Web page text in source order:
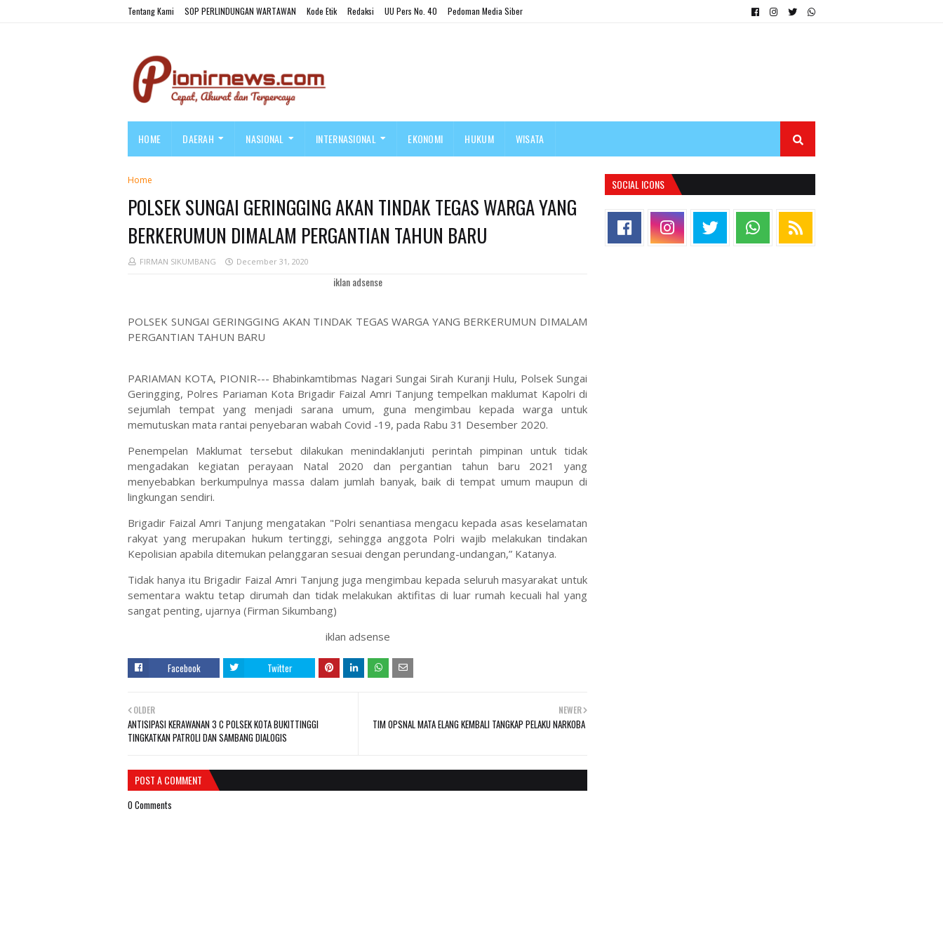
Tentang Kami SOP PERLINDUNGAN WARTAWAN Kode Etik Redaksi UU Pers No. 40 Pedoman Media Siber
HOME DAERAH NASIONAL INTERNASIONAL EKONOMI HUKUM WISATA
Home
POLSEK SUNGAI GERINGGING AKAN TINDAK TEGAS WARGA YANG
BERKERUMUN DIMALAM PERGANTIAN TAHUN BARU
FIRMAN SIKUMBANG December 31, 2020
iklan adsense
POLSEK SUNGAI GERINGGING AKAN TINDAK TEGAS WARGA YANG BERKERUMUN DIMALAM
PERGANTIAN TAHUN BARU
PARIAMAN KOTA, PIONIR--- Bhabinkamtibmas Nagari Sungai Sirah Kuranji Hulu, Polsek Sungai
Geringging, Polres Pariaman Kota Brigadir Faizal Amri Tanjung tempelkan maklumat Kapolri di
sejumlah tempat yang menjadi sarana umum, guna mengimbau kepada warga untuk
memutuskan mata rantai penyebaran wabah Covid -19, pada Rabu 31 Desember 2020.
Penempelan Maklumat tersebut dilakukan menindaklanjuti perintah pimpinan untuk tidak
mengadakan kegiatan perayaan Natal 2020 dan pergantian tahun baru 2021 yang
menyebabkan berkumpulnya massa dalam jumlah banyak, baik di tempat umum maupun di
lingkungan sendiri.
Brigadir Faizal Amri Tanjung mengatakan "Polri senantiasa mengacu kepada asas keselamatan
rakyat yang merupakan hukum tertinggi, sehingga anggota Polri wajib melakukan tindakan
Kepolisian apabila ditemukan pelanggaran sesuai dengan perundang-undangan,” Katanya.
Tidak hanya itu Brigadir Faizal Amri Tanjung juga mengimbau kepada seluruh masyarakat untuk
sementara waktu tetap dirumah dan tidak melakukan aktifitas di luar rumah kecuali hal yang
sangat penting, ujarnya (Firman Sikumbang)
iklan adsense
Facebook Twitter
NEWER
TIM OPSNAL MATA ELANG KEMBALI TANGKAP PELAKU NARKOBA
OLDER
ANTISIPASI KERAWANAN 3 C POLSEK KOTA BUKITTINGGI
TINGKATKAN PATROLI DAN SAMBANG DIALOGIS
POST A COMMENT
0 Comments
SOCIAL ICONS